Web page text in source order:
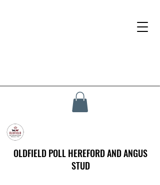
OLDFIELD POLL HEREFORD AND ANGUS
STUD